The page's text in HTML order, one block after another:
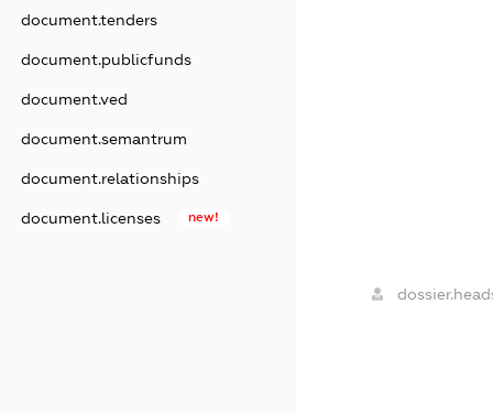
document.tenders
document.publicfunds
document.ved
document.semantrum
document.relationships
document.licenses new!